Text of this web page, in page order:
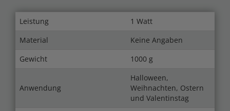
Leistung
1 Watt
Material
Keine Angaben
Gewicht
1000 g
Anwendung
Halloween,
Weihnachten, Ostern
und Valentinstag